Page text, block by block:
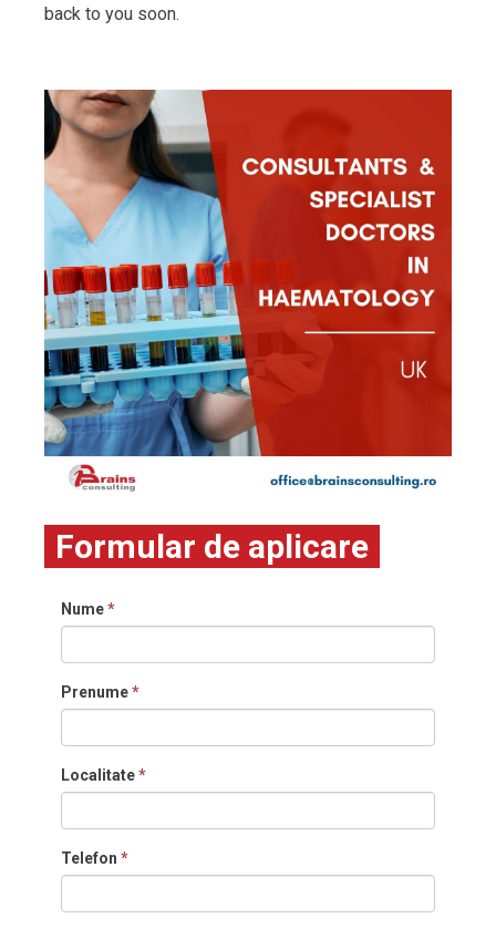
back to you soon.
Formular de aplicare
Nume*
Prenume*
Localitate*
Telefon *